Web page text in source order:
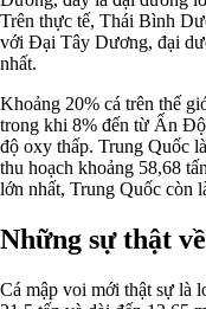
Trên thực tế, Thái Bình
với Đại Tây Dương, đại
nhất.
Khoảng 20% ​​cá trên thế
trong khi 8% đến từ Ấn
độ oxy thấp. Trung Quốc
thu hoạch khoảng 58,68
lớn nhất, Trung Quốc còn
Những sự thật
Cá mập voi mới thật sự là